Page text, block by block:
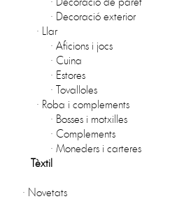
· Decoració exterior
· Llar
· Aficions i jocs
· Cuina
· Estores
· Tovalloles
· Roba i complements
· Bosses i motxilles
· Complements
· Moneders i carteres
Tèxtil
· Novetats